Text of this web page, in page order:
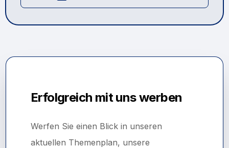
Erfolgreich mit uns werben
Werfen Sie einen Blick in unseren
aktuellen Themenplan, unsere